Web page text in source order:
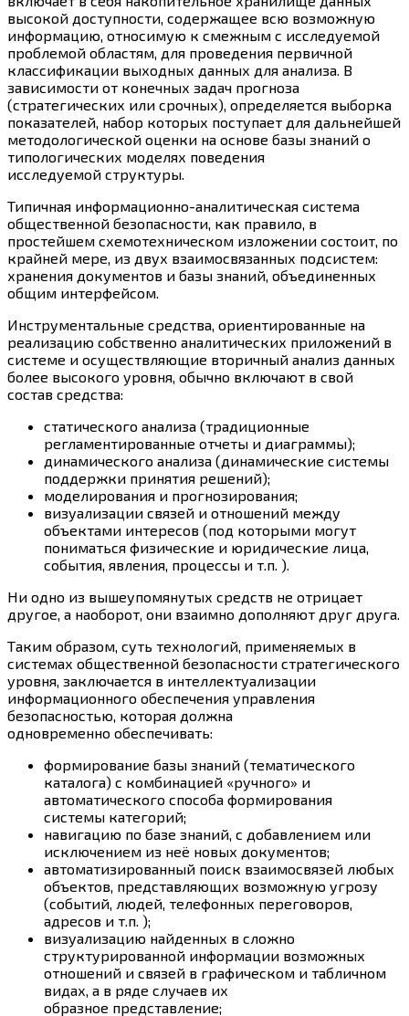
высокой доступности, содержащее всю возможную
информацию, относимую к смежным с исследуемой
проблемой областям, для проведения первичной
классификации выходных данных для анализа. В
зависимости от конечных задач прогноза
(стратегических или срочных), определяется выборка
показателей, набор которых поступает для дальнейшей
методологической оценки на основе базы знаний о
типологических моделях поведения
исследуемой структуры.
Типичная информационно-аналитическая система
общественной безопасности, как правило, в
простейшем схемотехническом изложении состоит, по
крайней мере, из двух взаимосвязанных подсистем:
хранения документов и базы знаний, объединенных
общим интерфейсом.
Инструментальные средства, ориентированные на
реализацию собственно аналитических приложений в
системе и осуществляющие вторичный анализ данных
более высокого уровня, обычно включают в свой
состав средства:
статического анализа (традиционные
регламентированные отчеты и диаграммы);
динамического анализа (динамические системы
поддержки принятия решений);
моделирования и прогнозирования;
визуализации связей и отношений между
объектами интересов (под которыми могут
пониматься физические и юридические лица,
события, явления, процессы и т.п. ).
Ни одно из вышеупомянутых средств не отрицает
другое, а наоборот, они взаимно дополняют друг друга.
Таким образом, суть технологий, применяемых в
системах общественной безопасности стратегического
уровня, заключается в интеллектуализации
информационного обеспечения управления
безопасностью, которая должна
одновременно обеспечивать:
формирование базы знаний (тематического
каталога) с комбинацией «ручного» и
автоматического способа формирования
системы категорий;
навигацию по базе знаний, с добавлением или
исключением из неё новых документов;
автоматизированный поиск взаимосвязей любых
объектов, представляющих возможную угрозу
(событий, людей, телефонных переговоров,
адресов и т.п. );
визуализацию найденных в сложно
структурированной информации возможных
отношений и связей в графическом и табличном
видах, а в ряде случаев их
образное представление;